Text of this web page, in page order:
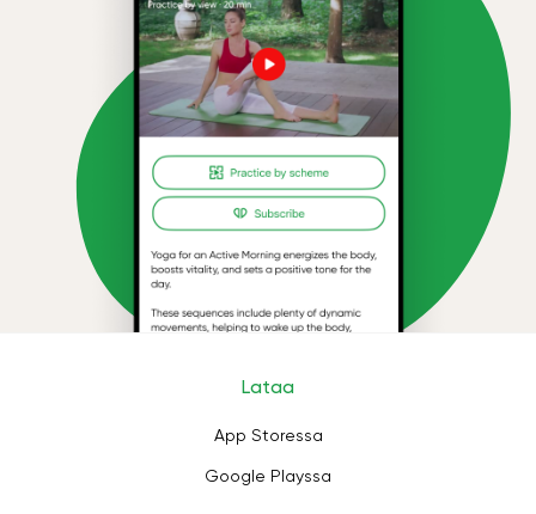
Lataa
App Storessa
Google Playssa